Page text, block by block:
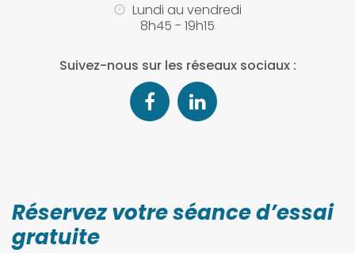
Lundi au vendredi
8h45 - 19h15
Suivez-nous sur les réseaux sociaux :
Réservez votre séance d’essai
gratuite